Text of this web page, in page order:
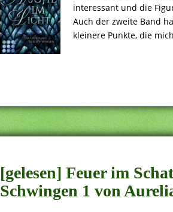
interessant und die
Auch der zweite Band
kleinere Punkte, die
[gelesen] Feuer im
Schwingen 1 von